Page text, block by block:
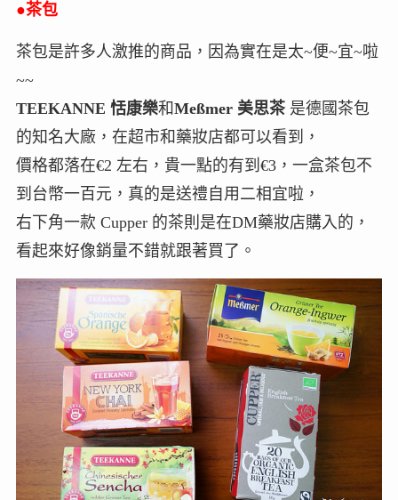
●茶包
茶包是許多人激推的商品，因為實在是太~便~宜~啦
~~
TEEKANNE 恬康樂和Meßmer 美思茶是德國茶包
的知名大廠，在超市和藥妝店都可以看到，
價格都落在€2 左右，貴一點的有到€3，一盒茶包不
到台幣一百元，真的是送禮自用二相宜啦，
右下角一款 Cupper 的茶則是在DM藥妝店購入的，
看起來好像銷量不錯就跟著買了。